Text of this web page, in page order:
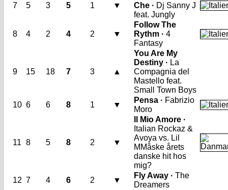
7 5 3 5 1 ▼
Che · Dj Sanny J
feat. Jungly
8 4 2 4 2 ▼
Follow The
Rythm · 4
Fantasy
9 15 18 7 3 ▲
You Are My
Destiny · La
Compagnia del
Mastello feat.
Small Town Boys
10 6 6 8 1 ▼
Pensa · Fabrizio
Moro
11 8 5 8 2 ▼
Il Mio Amore ·
Italian Rockaz &
Avoya vs. Lil
M Måske årets
danske hit hos
mig?
12 7 4 6 2 ▼
Fly Away · The
Dreamers